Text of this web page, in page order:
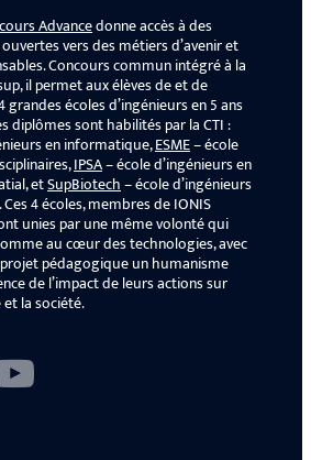
Advancedonne accès à des
vers des métiers d’avenir et
Concours commun intégré à la
il permet aux élèves de et de
grandes écoles d’ingénieurs en 5 ans
diplômes sont habilités par la CTI :
en informatique,ESME– école
IPSA– école d’ingénieurs en
etSupBiotech– école d’ingénieurs
4 écoles, membres de IONIS
unies par une même volonté qui
au cœur des technologies, avec
pédagogique un humanisme
de l’impact de leurs actions sur
et la société.